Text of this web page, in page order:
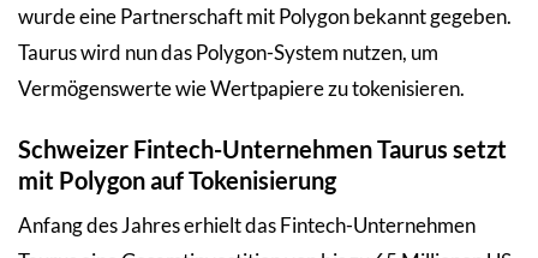
wurde eine Partnerschaft mit Polygon bekannt gegeben.
Taurus wird nun das Polygon-System nutzen, um
Vermögenswerte wie Wertpapiere zu tokenisieren.
Schweizer Fintech-Unternehmen Taurus setzt
mit Polygon auf Tokenisierung
Anfang des Jahres erhielt das Fintech-Unternehmen